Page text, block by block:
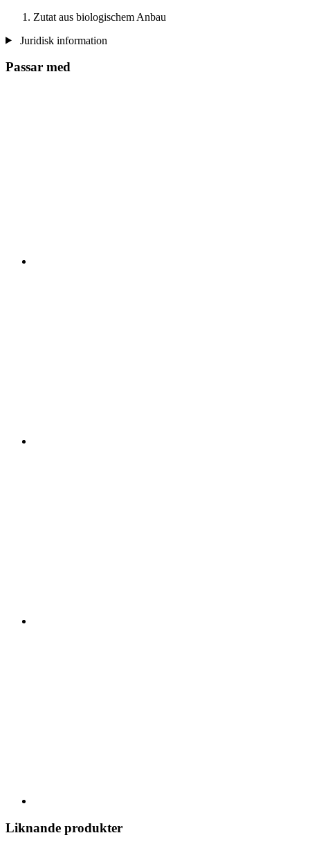
Zutat aus biologischem Anbau
Juridisk information
Passar med
Liknande produkter